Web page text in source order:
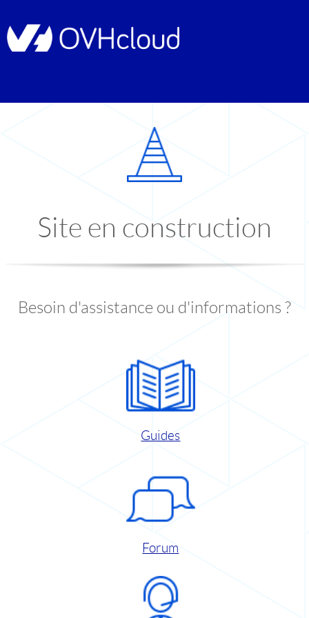
Site en construction
Besoin d'assistance ou d'informations ?
Guides
Forum